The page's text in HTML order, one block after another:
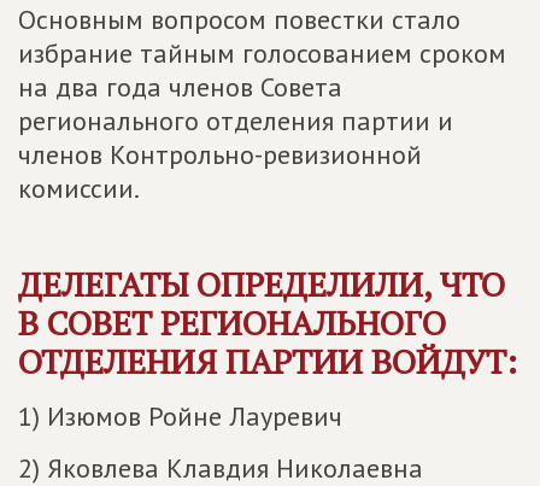
Основным вопросом повестки стало
избрание тайным голосованием сроком
на два года членов Совета
регионального отделения партии и
членов Контрольно-ревизионной
комиссии.
ДЕЛЕГАТЫ ОПРЕДЕЛИЛИ, ЧТО
В СОВЕТ РЕГИОНАЛЬНОГО
ОТДЕЛЕНИЯ ПАРТИИ ВОЙДУТ:
1) Изюмов Ройне Лауревич
2) Яковлева Клавдия Николаевна